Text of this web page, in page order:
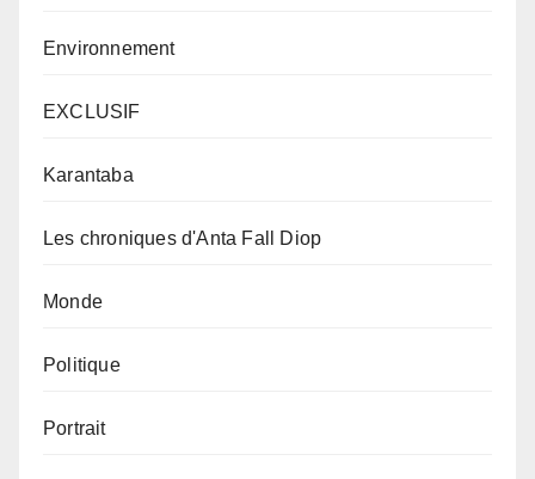
Environnement
EXCLUSIF
Karantaba
Les chroniques d'Anta Fall Diop
Monde
Politique
Portrait